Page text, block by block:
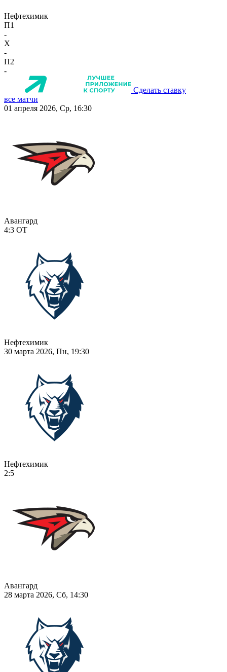
Нефтехимик
П1
-
X
-
П2
-
Сделать ставку
все матчи
01 апреля 2026, Ср, 16:30
Авангард
4:3 ОТ
Нефтехимик
30 марта 2026, Пн, 19:30
Нефтехимик
2:5
Авангард
28 марта 2026, Сб, 14:30